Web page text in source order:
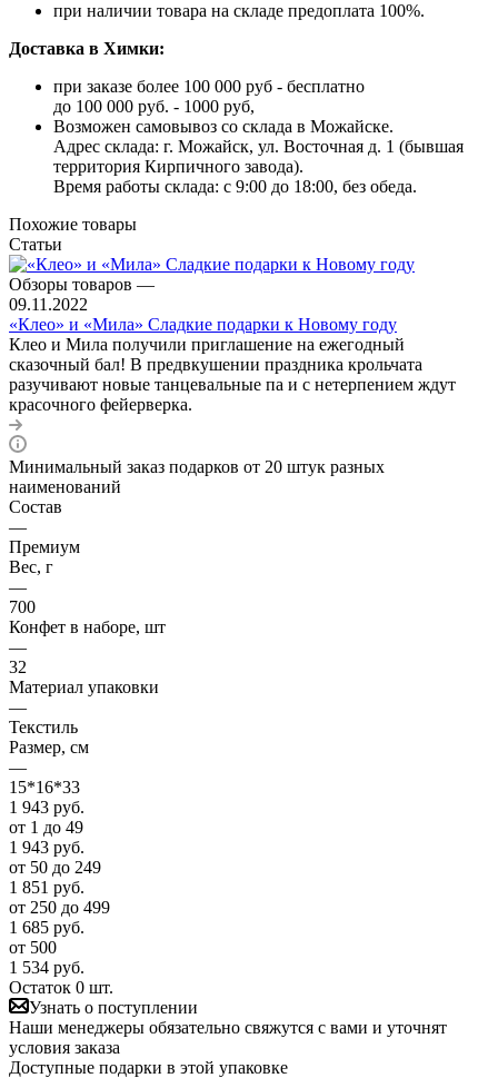
при наличии товара на складе предоплата 100%.
Доставка в Химки:
при заказе более 100 000 руб - бесплатно
до 100 000 руб. - 1000 руб,
Возможен самовывоз со склада в Можайске.
Адрес склада: г. Можайск, ул. Восточная д. 1 (бывшая
территория Кирпичного завода).
Время работы склада: с 9:00 до 18:00, без обеда.
Похожие товары
Статьи
Обзоры товаров —
09.11.2022
«Клео» и «Мила» Сладкие подарки к Новому году
Клео и Мила получили приглашение на ежегодный
сказочный бал! В предвкушении праздника крольчата
разучивают новые танцевальные па и с нетерпением ждут
красочного фейерверка.
Минимальный заказ подарков от 20 штук разных
наименований
Состав
—
Премиум
Вес, г
—
700
Конфет в наборе, шт
—
32
Материал упаковки
—
Текстиль
Размер, см
—
15*16*33
1 943 руб.
от 1 до 49
1 943 руб.
от 50 до 249
1 851 руб.
от 250 до 499
1 685 руб.
от 500
1 534 руб.
Остаток 0 шт.
Узнать о поступлении
Наши менеджеры обязательно свяжутся с вами и уточнят
условия заказа
Доступные подарки в этой упаковке